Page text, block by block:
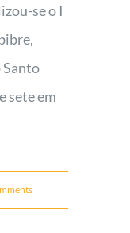
se o I
Santo
sete em